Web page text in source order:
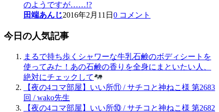
のようですが……!?
田端あんじ2016年2月11日 0 コメント
今日の人気記事
まるで持ち歩くシャワーな牛乳石鹸のボディシートを
使ってみた！あの石鹸の香りを全身にまといたい人、
絶対にチェックして
【夜の4コマ部屋】いい所⑪ / サチコと神ねこ様 第2683
回 / wako先生
【夜の4コマ部屋】いい所⑩ / サチコと神ねこ様 第2682